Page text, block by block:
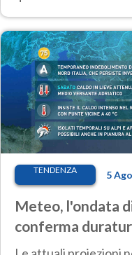
temperature molto
TENDENZA 5
Meteo, l'ondata
conferma